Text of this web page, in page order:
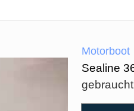
Motorboot
Sealine
gebraucht